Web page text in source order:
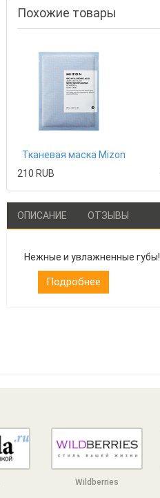
Похожие товары
Тканевая маска Mizon
210 RUB
ОПИСАНИЕ ОТЗЫВЫ
Нежные и увлажненные губы!
Подробнее
Wildberries